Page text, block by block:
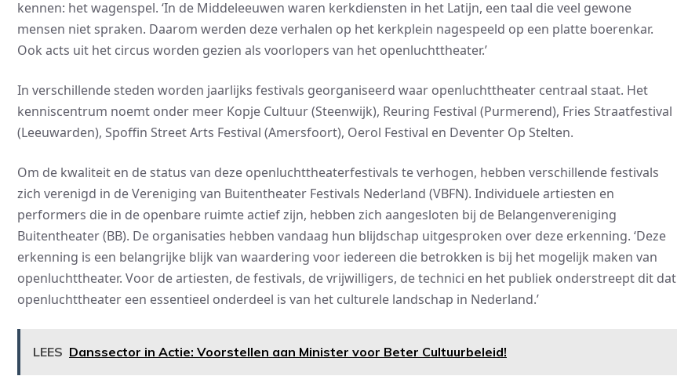
kennen: het wagenspel. ‘In de Middeleeuwen waren kerkdiensten in het Latijn, een taal die veel gewone
mensen niet spraken. Daarom werden deze verhalen op het kerkplein nagespeeld op een platte boerenkar.
Ook acts uit het circus worden gezien als voorlopers van het openluchttheater.’
In verschillende steden worden jaarlijks festivals georganiseerd waar openluchttheater centraal staat. Het
kenniscentrum noemt onder meer Kopje Cultuur (Steenwijk), Reuring Festival (Purmerend), Fries Straatfestival
(Leeuwarden), Spoffin Street Arts Festival (Amersfoort), Oerol Festival en Deventer Op Stelten.
Om de kwaliteit en de status van deze openluchttheaterfestivals te verhogen, hebben verschillende festivals
zich verenigd in de Vereniging van Buitentheater Festivals Nederland (VBFN). Individuele artiesten en
performers die in de openbare ruimte actief zijn, hebben zich aangesloten bij de Belangenvereniging
Buitentheater (BB). De organisaties hebben vandaag hun blijdschap uitgesproken over deze erkenning. ‘Deze
erkenning is een belangrijke blijk van waardering voor iedereen die betrokken is bij het mogelijk maken van
openluchttheater. Voor de artiesten, de festivals, de vrijwilligers, de technici en het publiek onderstreept dit dat
openluchttheater een essentieel onderdeel is van het culturele landschap in Nederland.’
LEES Danssector in Actie: Voorstellen aan Minister voor Beter Cultuurbeleid!